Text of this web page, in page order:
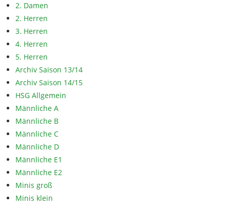
2. Damen
2. Herren
3. Herren
4. Herren
5. Herren
Archiv Saison 13/14
Archiv Saison 14/15
HSG Allgemein
Männliche A
Männliche B
Männliche C
Männliche D
Männliche E1
Männliche E2
Minis groß
Minis klein